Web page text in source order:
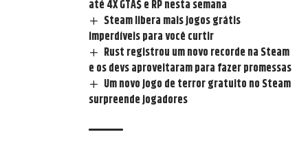
até 4X GTA$ e RP nesta semana
Steam libera mais jogos grátis
imperdíveis para você curtir
Rust registrou um novo recorde na Steam
e os devs aproveitaram para fazer promessas
Um novo jogo de terror gratuito no Steam
surpreende jogadores